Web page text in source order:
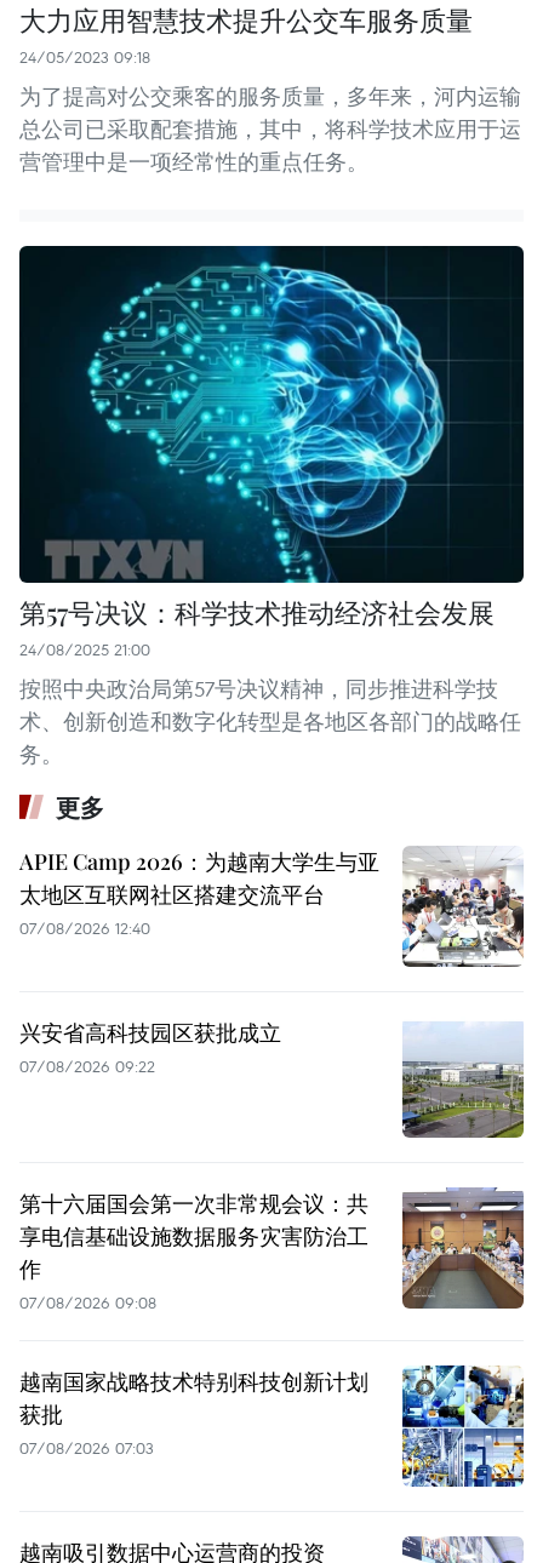
大力应用智慧技术提升公交车服务质量
24/05/2023 09:18
为了提高对公交乘客的服务质量，多年来，河内运输
总公司已采取配套措施，其中，将科学技术应用于运
营管理中是一项经常性的重点任务。
第57号决议：科学技术推动经济社会发展
24/08/2025 21:00
按照中央政治局第57号决议精神，同步推进科学技
术、创新创造和数字化转型是各地区各部门的战略任
务。
更多
APIE Camp 2026：为越南大学生与亚
太地区互联网社区搭建交流平台
07/08/2026 12:40
兴安省高科技园区获批成立
07/08/2026 09:22
第十六届国会第一次非常规会议：共
享电信基础设施数据服务灾害防治工
作
07/08/2026 09:08
越南国家战略技术特别科技创新计划
获批
07/08/2026 07:03
越南吸引数据中心运营商的投资